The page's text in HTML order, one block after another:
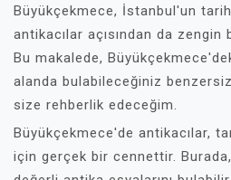
Büyükçekmece, İstanbul'un
antikacılar açısından da zengin
Bu makalede,
alanda bulabileceğiniz
size rehberlik edeceğim.
Büyükçekmece'de antikacılar,
için gerçek bir cennettir.